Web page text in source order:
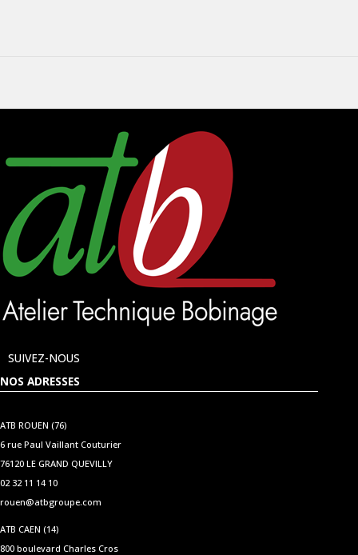
SUIVEZ-NOUS
NOS ADRESSES
ATB ROUEN (76)
6 rue Paul Vaillant Couturier
76120 LE GRAND QUEVILLY
02 32 11 14 10
rouen@atbgroupe.com
ATB CAEN (14)
800 boulevard Charles Cros